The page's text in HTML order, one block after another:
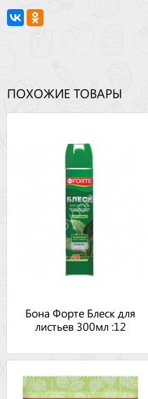
ПОХОЖИЕ ТОВАРЫ
Бона Форте Блеск для
листьев 300мл :12